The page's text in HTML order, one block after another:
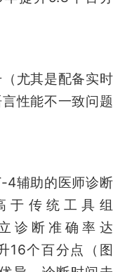
尤其是配备实时
性能不一致问题
4辅助的医师诊断
于传统工具组
诊断准确率达
16个百分点（图